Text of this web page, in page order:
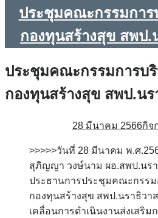
ประชุมคณะกรรมการ
กองทุนสร้างสุข สพป.
ประชุมคณะกรรมการบ
กองทุนสร้างสุข สพป.นร
28 มีนาคม 2566กิจ
>>>>>วันที่ 28 มีนาคม พ.ศ
สุภิญญา วงษ์นาม ผอ.สพป.นรา
ประธานการประชุมคณะกรรม
กองทุนสร้างสุข สพป.นราธิวา
เคลื่อนการดำเนินงานส่งเสริม